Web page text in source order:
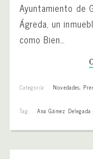
Ayuntamiento de
Ágreda, un
como Bien…
Categoría: Novedades,
Tag: Ana Gámez